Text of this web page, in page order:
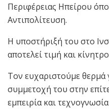
Περιφέρειας Ηπείρου
Αντιπολίτευση.
Η υποστήριξή του στο
αποτελεί τιμή και
Τον ευχαριστούμε θερμά
συμμετοχή του στην
εμπειρία και